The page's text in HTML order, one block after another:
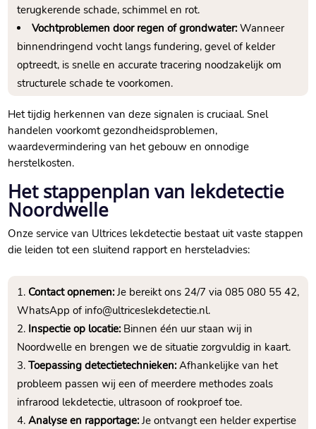
terugkerende schade, schimmel en rot.​
Vochtproblemen door regen of grondwater:Wanneer
binnendringend vocht langs fundering, gevel of kelder
optreedt, is snelle en accurate tracering noodzakelijk om
structurele schade te voorkomen.​
Het tijdig herkennen van deze signalen is cruciaal.​ Snel
handelen voorkomt gezondheidsproblemen,
waardevermindering van het gebouw en onnodige
herstelkosten.​
Het stappenplan van lekdetectie
Noordwelle
Onze service van Ultrices lekdetectie bestaat uit vaste stappen
die leiden tot een sluitend rapport en hersteladvies:
Contact opnemen:Je bereikt ons 24/7 via 085 080 55 42,
WhatsApp of info@ultriceslekdetectie.​nl.​
Inspectie op locatie:Binnen één uur staan wij in
Noordwelle en brengen we de situatie zorgvuldig in kaart.​
Toepassing detectietechnieken:Afhankelijke van het
probleem passen wij een of meerdere methodes zoals
infrarood lekdetectie, ultrasoon of rookproef toe.​
Analyse en rapportage:Je ontvangt een helder expertise